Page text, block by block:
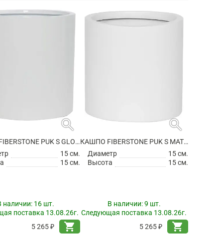
search
КАШПО FIBERSTONE PUK S GLOSSY WHITE
15 см.
15 см.
наличии: 16 шт.
поставка 13.08.26г.
5 265 ₽
shopping_cart
search
КАШПО FIBERSTONE PUK S MATT WHITE
Диаметр
15 см.
Высота
15 см.
В наличии:9 шт.
Следующая поставка 13.08.26г.
5 265 ₽
shopping_cart